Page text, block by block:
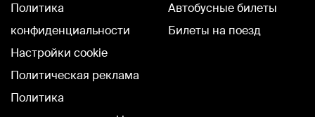
Политика
конфиденциальности
Настройки cookie
Политическая реклама
Политика
Автобусные билеты
Билеты на поезд